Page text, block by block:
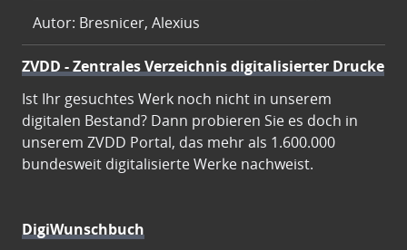
Autor: Bresnicer, Alexius
ZVDD - Zentrales Verzeichnis digitalisierter Drucke
Ist Ihr gesuchtes Werk noch nicht in unserem
digitalen Bestand? Dann probieren Sie es doch in
unserem ZVDD Portal, das mehr als 1.600.000
bundesweit digitalisierte Werke nachweist.
DigiWunschbuch